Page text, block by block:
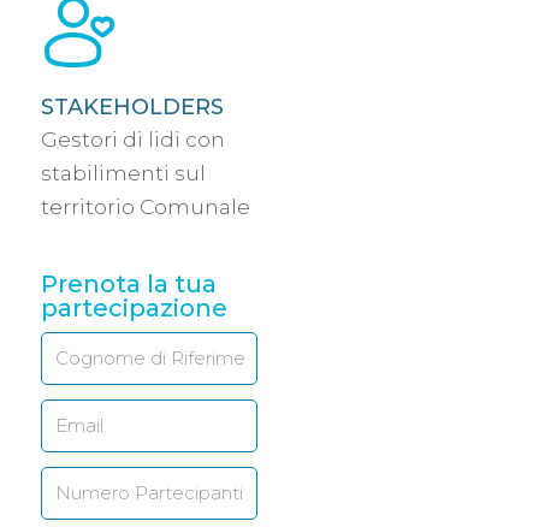
STAKEHOLDERS
Gestori di lidi con
stabilimenti sul
territorio Comunale
Prenota la tua
partecipazione